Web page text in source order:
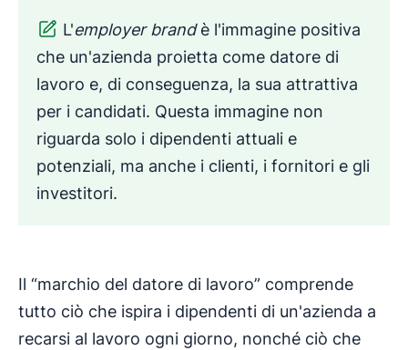
L'employer brandè l'immagine positiva
che un'azienda proietta come datore di
lavoro e, di conseguenza, la sua attrattiva
per i candidati. Questa immagine non
riguarda solo i dipendenti attuali e
potenziali, ma anche i clienti, i fornitori e gli
investitori.
Il “marchio del datore di lavoro” comprende
tutto ciò che ispira i dipendenti di un'azienda a
recarsi al lavoro ogni giorno, nonché ciò che